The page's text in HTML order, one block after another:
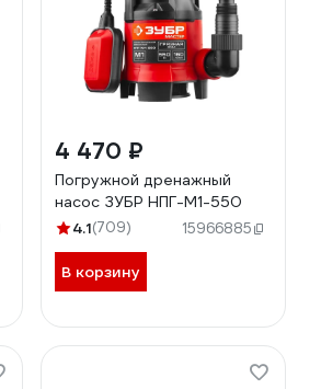
4 470 ₽
Погружной дренажный
насос ЗУБР НПГ-М1-550
4.1(709) 15966885
В корзину